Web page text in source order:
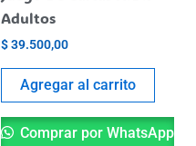
Adultos
$39.500,00
Agregar al carrito
Comprar por WhatsApp